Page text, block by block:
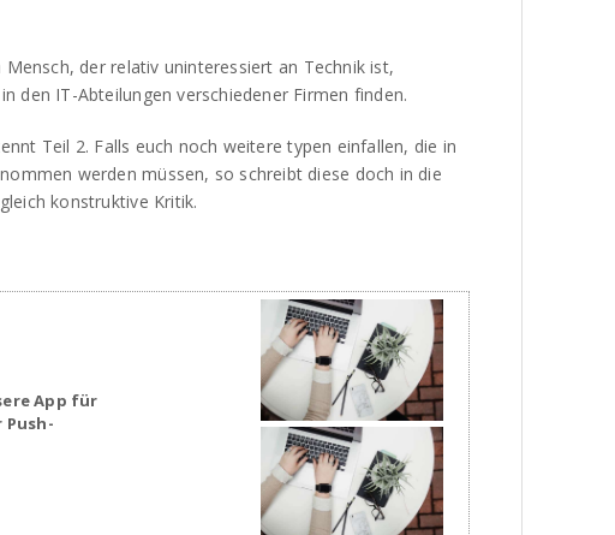
der relativ uninteressiert an Technik ist,
den IT-Abteilungen verschiedener Firmen finden.
Teil 2. Falls euch noch weitere typen einfallen, die in
werden müssen, so schreibt diese doch in die
konstruktive Kritik.
App für